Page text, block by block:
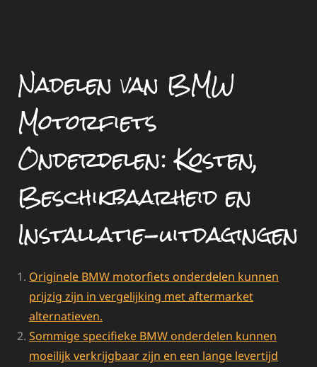
Nadelen van BMW
Motorfiets
Onderdelen: Kosten,
Beschikbaarheid en
Installatie-uitdagingen
Originele BMW motorfiets onderdelen kunnen
prijzig zijn in vergelijking met aftermarket
alternatieven.
Sommige specifieke BMW onderdelen kunnen
moeilijk verkrijgbaar zijn en een lange levertijd